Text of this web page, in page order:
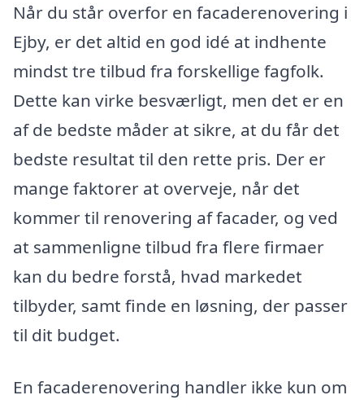
Når du står overfor en facaderenovering i
Ejby, er det altid en god idé at indhente
mindst tre tilbud fra forskellige fagfolk.
Dette kan virke besværligt, men det er en
af de bedste måder at sikre, at du får det
bedste resultat til den rette pris. Der er
mange faktorer at overveje, når det
kommer til renovering af facader, og ved
at sammenligne tilbud fra flere firmaer
kan du bedre forstå, hvad markedet
tilbyder, samt finde en løsning, der passer
til dit budget.
En facaderenovering handler ikke kun om